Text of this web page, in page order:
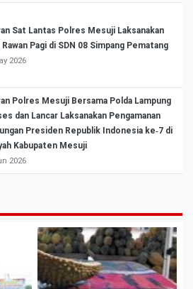
Sat Lantas Polres Mesuji Laksanakan
Rawan Pagi di SDN 08 Simpang Pematang
2026
Polres Mesuji Bersama Polda Lampung
dan Lancar Laksanakan Pengamanan
Presiden Republik Indonesia ke‑7 di
Kabupaten Mesuji
2026